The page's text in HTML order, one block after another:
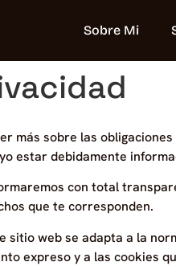
Sobre Mi
más sobre las
estar debidamente
con total
que te corresponden.
sitio web se adapta a la
expreso y a las cookies